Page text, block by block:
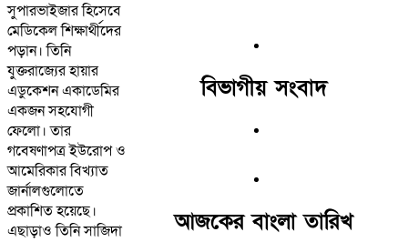
সুপারভাইজার হিসেবে
মেডিকেল শিক্ষার্থীদের
পড়ান। তিনি
যুক্তরাজ্যের হায়ার
এডুকেশন একাডেমির
একজন সহযোগী
ফেলো। তার
গবেষণাপত্র ইউরোপ ও
আমেরিকার বিখ্যাত
জার্নালগুলোতে
প্রকাশিত হয়েছে।
এছাড়াও তিনি সাজিদা
বিভাগীয় সংবাদ
আজকের বাংলা তারিখ